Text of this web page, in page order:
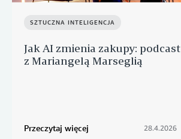
SZTUCZNA INTELIGENCJA
Jak AI zmienia zakupy: podcast
z Mariangelą Marseglią
Przeczytaj więcej 28.4.2026